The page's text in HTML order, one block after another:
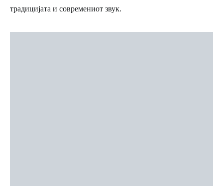
традицијата и современиот звук.